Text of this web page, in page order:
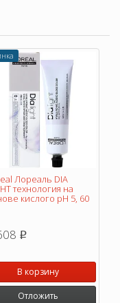
Лореаль DIA
технология на
кислого pH 5, 60
p
В корзину
Отложить